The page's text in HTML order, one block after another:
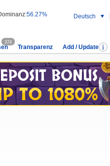
56.27% Deutsch
374
Transparenz Add / Update